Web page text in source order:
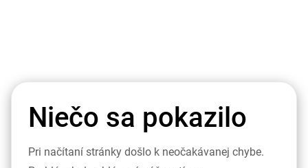
Niečo sa pokazilo
Pri načítaní stránky došlo k neočakávanej chybe.